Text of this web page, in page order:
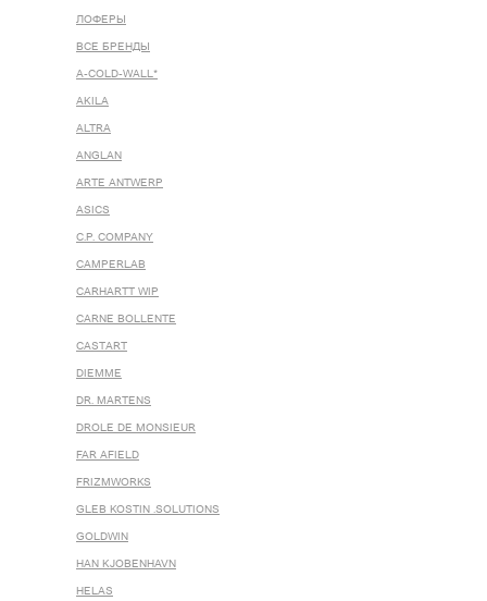
ЛОФЕРЫ
ВСЕ БРЕНДЫ
A-COLD-WALL*
AKILA
ALTRA
ANGLAN
ARTE ANTWERP
ASICS
C.P. COMPANY
CAMPERLAB
CARHARTT WIP
CARNE BOLLENTE
CASTART
DIEMME
DR. MARTENS
DROLE DE MONSIEUR
FAR AFIELD
FRIZMWORKS
GLEB KOSTIN .SOLUTIONS
GOLDWIN
HAN KJOBENHAVN
HELAS